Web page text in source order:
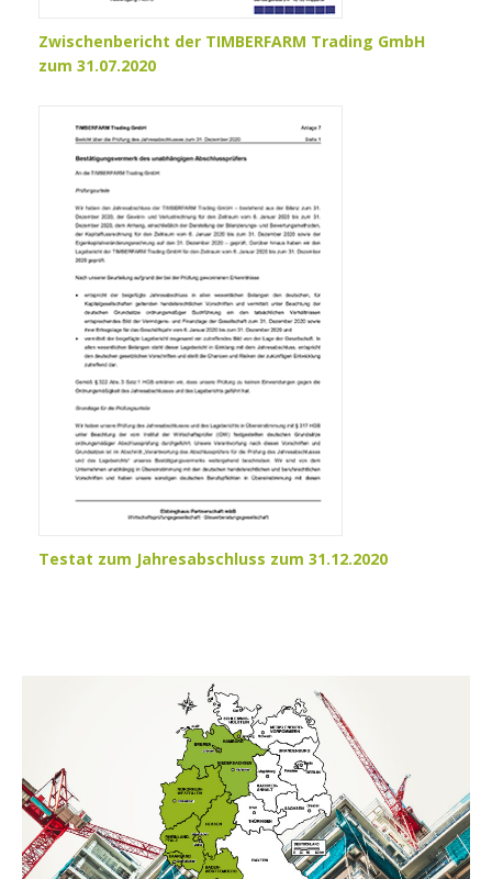
Zwischenbericht der TIMBERFARM Trading GmbH
zum 31.07.2020
Testat zum Jahresabschluss zum 31.12.2020